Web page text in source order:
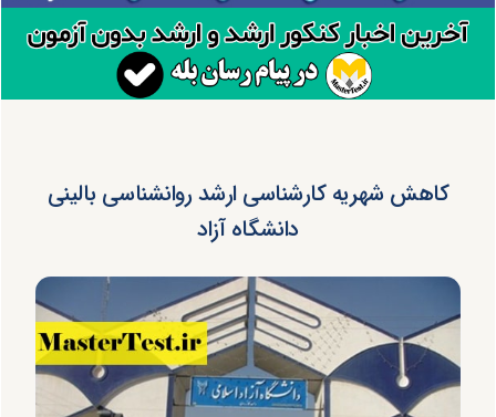
کاهش شهریه کارشناسی ارشد روانشناسی بالینی
دانشگاه آزاد